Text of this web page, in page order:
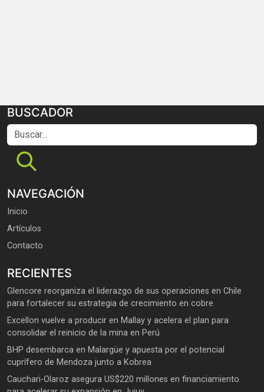
BUSCADOR
Buscar...
NAVEGACIÓN
Inicio
Artículos
Contacto
RECIENTES
Glencore reorganiza el liderazgo de sus operaciones en Chile
para fortalecer su estrategia de crecimiento en cobre
Excellon vuelve a producir en Mallay y acelera el plan para
consolidar el reinicio de la mina en Perú
BHP desembarca en Malargüe y apuesta por el potencial
cuprífero de Mendoza junto a Kobrea
Cauchari-Olaroz asegura US$220 millones en financiamiento